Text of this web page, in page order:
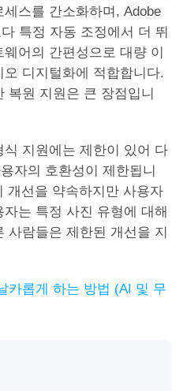
스를 간소화하며, Adobe
특정 자동 조정에서 더 뛰
어의 간편성으로 대량 이
디지털화에 적합합니다.
복원 지원은 큰 장점입니
지원에는 제한이 있어 다
자의 호환성이 제한됩니
개선을 약속하지만 사용자
는 특정 사진 유형에 대해
사람들은 제한된 개선을 지
카롭게 하는 방법 (AI 및 무